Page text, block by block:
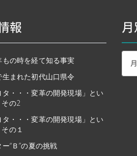
報
もの時を経て知る事実
生まれた初代山口県令
タ・・・変革の開発現場」とい
の2
タ・・・変革の開発現場」とい
の１
“Ｂ”の夏の挑戦
ア